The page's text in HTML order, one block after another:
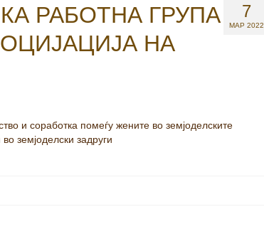
7
МАР 2022
РАБОТНА ГРУПА
НА
и соработка помеѓу жените во земјоделските
земјоделски задруги